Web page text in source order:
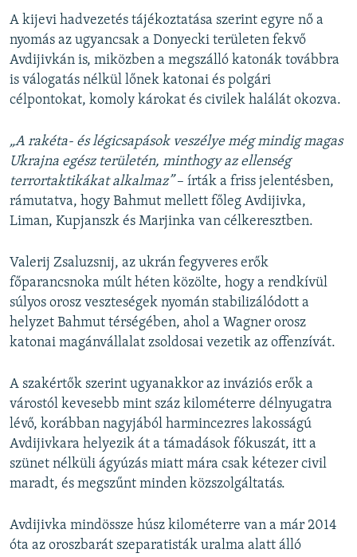
A kijevi hadvezetés tájékoztatása szerint egyre nő a
nyomás az ugyancsak a Donyecki területen fekvő
Avdijivkán is, miközben a megszálló katonák továbbra
is válogatás nélkül lőnek katonai és polgári
célpontokat, komoly károkat és civilek halálát okozva.
„A rakéta- és légicsapások veszélye még mindig magas
Ukrajna egész területén, minthogy az ellenség
terrortaktikákat alkalmaz”– írták a friss jelentésben,
rámutatva, hogy Bahmut mellett főleg Avdijivka,
Liman, Kupjanszk és Marjinka van célkeresztben.
Valerij Zsaluzsnij, az ukrán fegyveres erők
főparancsnoka múlt héten közölte, hogy a rendkívül
súlyos orosz veszteségek nyomán stabilizálódott a
helyzet Bahmut térségében, ahol a Wagner orosz
katonai magánvállalat zsoldosai vezetik az offenzívát.
A szakértők szerint ugyanakkor az inváziós erők a
várostól kevesebb mint száz kilométerre délnyugatra
lévő, korábban nagyjából harmincezres lakosságú
Avdijivkara helyezik át a támadások fókuszát, itt a
szünet nélküli ágyúzás miatt mára csak kétezer civil
maradt, és megszűnt minden közszolgáltatás.
Avdijivka mindössze húsz kilométerre van a már 2014
óta az oroszbarát szeparatisták uralma alatt álló